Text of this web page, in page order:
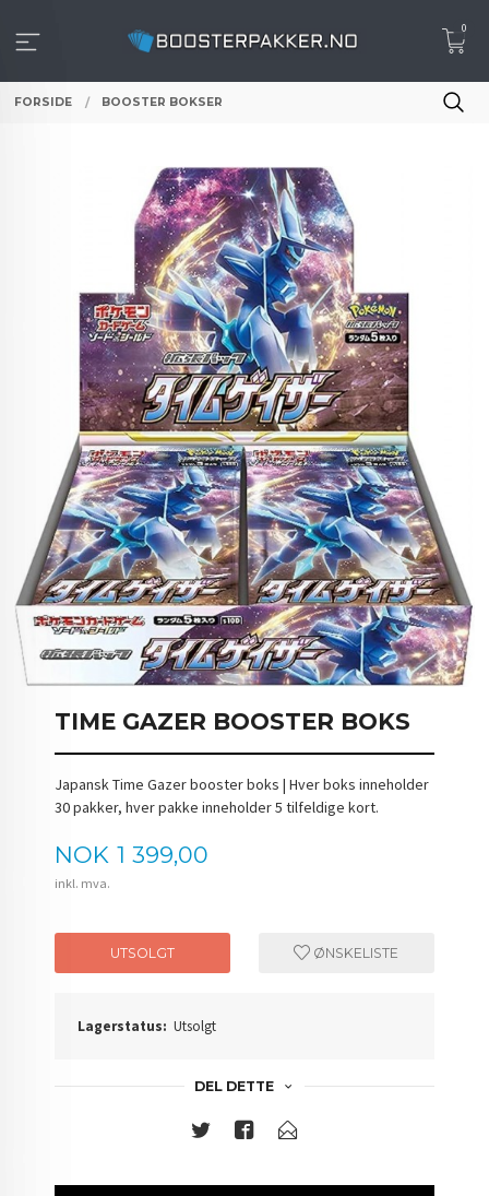
innholdet
0
FORSIDE BOOSTER BOKSER
TIME GAZER BOOSTER BOKS
Japansk Time Gazer booster boks | Hver boks inneholder
30 pakker, hver pakke inneholder 5 tilfeldige kort.
Pris
NOK 1 399,00
inkl. mva.
UTSOLGT ØNSKELISTE
Lagerstatus: Utsolgt
DEL DETTE